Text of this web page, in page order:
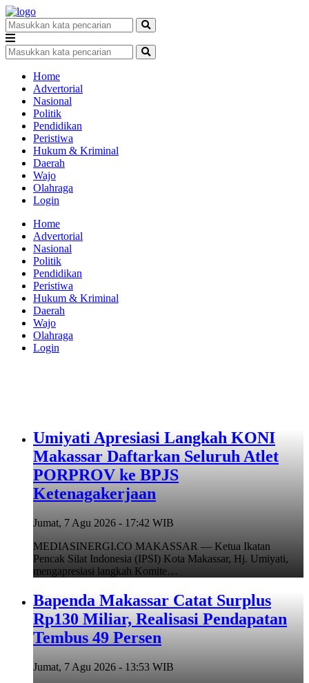
Home
Advertorial
Nasional
Politik
Pendidikan
Peristiwa
Hukum & Kriminal
Daerah
Wajo
Olahraga
Login
Home
Advertorial
Nasional
Politik
Pendidikan
Peristiwa
Hukum & Kriminal
Daerah
Wajo
Olahraga
Login
Umiyati Apresiasi Langkah KONI
Makassar Daftarkan Seluruh Atlet
PORPROV ke BPJS
Ketenagakerjaan
Jumat, 7 Agu 2026 - 17:42 WIB
MEDIASINERGI.CO MAKASSAR — Ketua Ikatan
Pencak Silat Indonesia (IPSI) Kota Makassar, Hj. Umiyati,
mengapresiasi langkah Komite…
Bapenda Makassar Catat Surplus
Rp130 Miliar, Realisasi Pendapatan
Tembus 49 Persen
Jumat, 7 Agu 2026 - 13:53 WIB